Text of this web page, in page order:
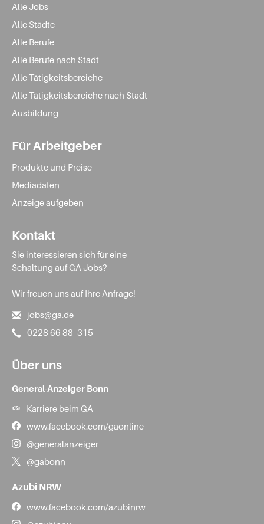
Alle Jobs
Alle Städte
Alle Berufe
Alle Berufe nach Stadt
Alle Tätigkeitsbereiche
Alle Tätigkeitsbereiche nach Stadt
Ausbildung
Für Arbeitgeber
Produkte und Preise
Mediadaten
Anzeige aufgeben
Kontakt
Sie interessieren sich für eine
Schaltung auf GA Jobs?
Wir freuen uns auf Ihre Anfrage!
jobs@ga.de
0228 66 88 -315
Über uns
General-Anzeiger Bonn
Karriere beim GA
www.facebook.com/gaonline
@generalanzeiger
@gabonn
Azubi NRW
www.facebook.com/azubinrw